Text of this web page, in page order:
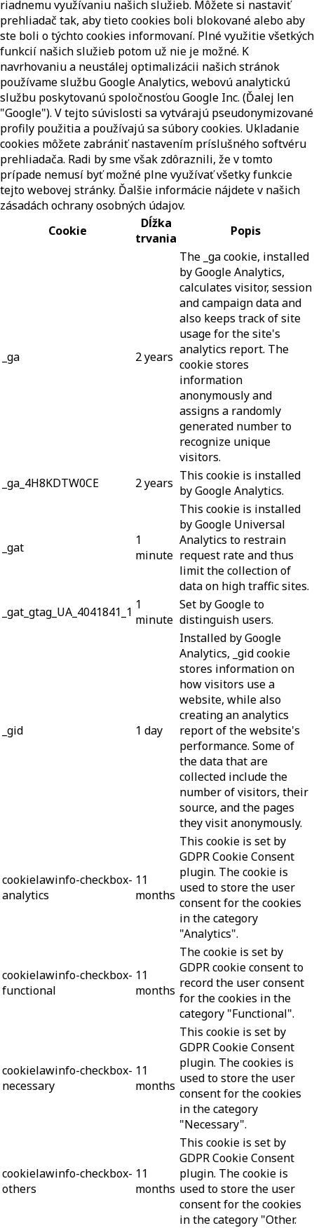
riadnemu využívaniu našich služieb. Môžete si nastaviť
prehliadač tak, aby tieto cookies boli blokované alebo aby
ste boli o týchto cookies informovaní. Plné využitie všetkých
funkcií našich služieb potom už nie je možné. K
navrhovaniu a neustálej optimalizácii našich stránok
používame službu Google Analytics, webovú analytickú
službu poskytovanú spoločnosťou Google Inc. (Ďalej len
"Google"). V tejto súvislosti sa vytvárajú pseudonymizované
profily použitia a používajú sa súbory cookies. Ukladanie
cookies môžete zabrániť nastavením príslušného softvéru
prehliadača. Radi by sme však zdôraznili, že v tomto
prípade nemusí byť možné plne využívať všetky funkcie
tejto webovej stránky. Ďalšie informácie nájdete v našich
zásadách ochrany osobných údajov.
Cookie
Dĺžka
trvania
Popis
_ga 2 years
The _ga cookie, installed
by Google Analytics,
calculates visitor, session
and campaign data and
also keeps track of site
usage for the site's
analytics report. The
cookie stores
information
anonymously and
assigns a randomly
generated number to
recognize unique
visitors.
_ga_4H8KDTW0CE
2 years This cookie is installed
by Google Analytics.
_gat
1
minute
This cookie is installed
by Google Universal
Analytics to restrain
request rate and thus
limit the collection of
data on high traffic sites.
_gat_gtag_UA_4041841_1 1
minute
Set by Google to
distinguish users.
_gid 1 day
Installed by Google
Analytics, _gid cookie
stores information on
how visitors use a
website, while also
creating an analytics
report of the website's
performance. Some of
the data that are
collected include the
number of visitors, their
source, and the pages
they visit anonymously.
cookielawinfo-checkbox-
analytics
11
months
This cookie is set by
GDPR Cookie Consent
plugin. The cookie is
used to store the user
consent for the cookies
in the category
"Analytics".
cookielawinfo-checkbox-
functional
11
months
The cookie is set by
GDPR cookie consent to
record the user consent
for the cookies in the
category "Functional".
cookielawinfo-checkbox-
necessary
11
months
This cookie is set by
GDPR Cookie Consent
plugin. The cookies is
used to store the user
consent for the cookies
in the category
"Necessary".
cookielawinfo-checkbox-
others
11
months
This cookie is set by
GDPR Cookie Consent
plugin. The cookie is
used to store the user
consent for the cookies
in the category "Other.